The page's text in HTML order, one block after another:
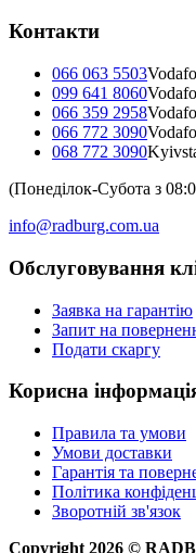
Контакти
066 063 5503
099 641 8060
066 359 2958
066 772 3090
068 772 3090
(Понеділок-Субота з
info@radburg.com.ua
Обслуговування
Заявка на гарантію
Запит на
Подати скаргу
Корисна
Правила та умови
Умови доставки
Гарантія та
Політика
Зворотній зв'язок
Copyright 2026 ©